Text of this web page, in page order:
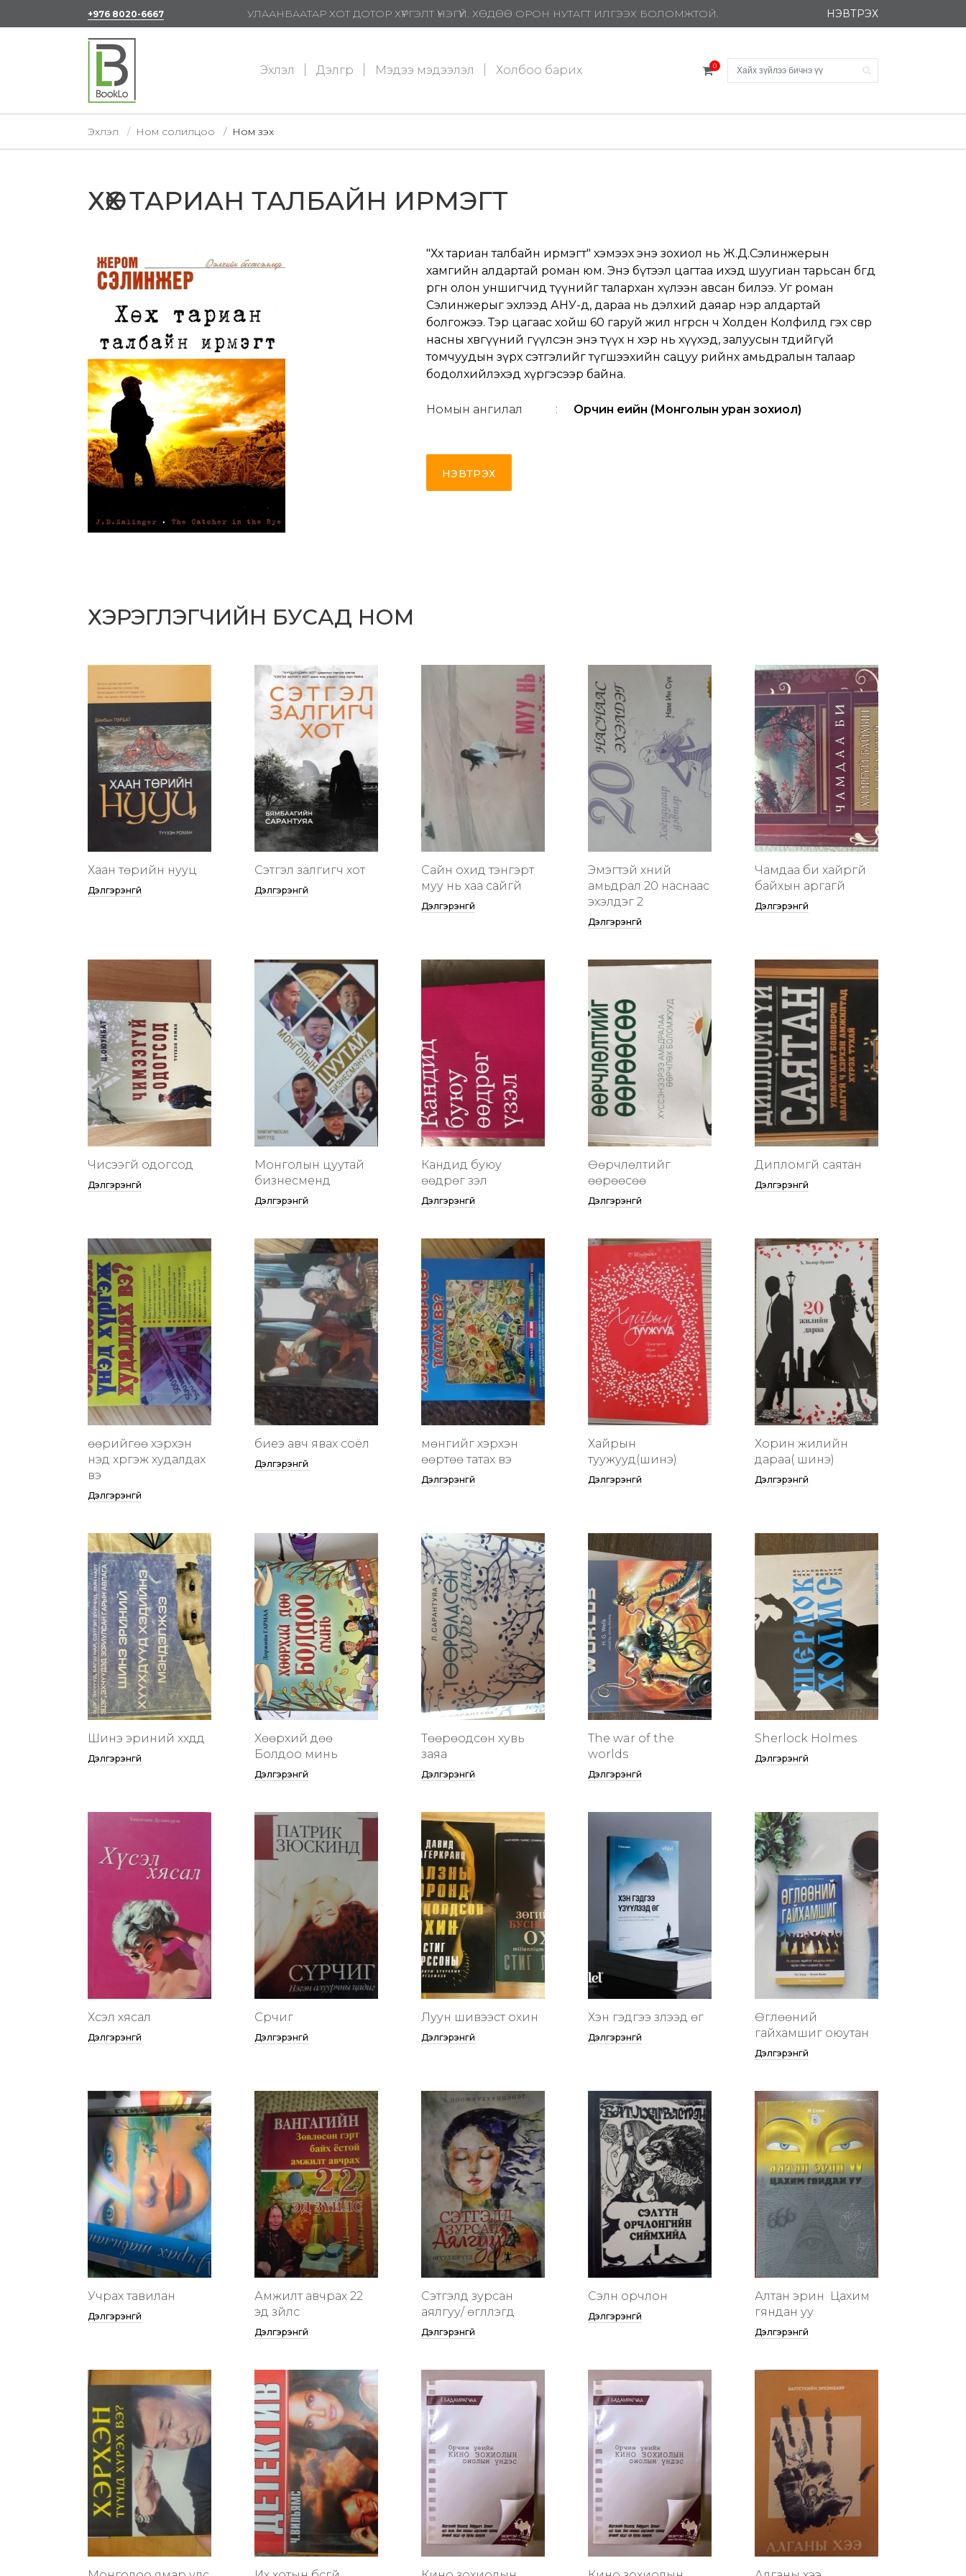
+976 8020-6667 УЛААНБААТАР ХОТ ДОТОР ХҮРГЭЛТ ҮНЭГҮЙ. ХӨДӨӨ ОРОН НУТАГТ ИЛГЭЭХ БОЛОМЖТОЙ. НЭВТРЭХ
Эхлэл Дэлгүүр Мэдээ мэдээлэл Холбоо барих 0
Эхлэл Ном солилцоо Ном үзэх
ХӨХ ТАРИАН ТАЛБАЙН ИРМЭГТ
"Хөх тариан талбайн ирмэгт" хэмээх энэ зохиол нь Ж.Д.Сэлинжерын
хамгийн алдартай роман юм. Энэ бүтээл цагтаа ихэд шуугиан тарьсан бөгөөд
өргөн олон уншигчид түүнийг талархан хүлээн авсан билээ. Уг роман
Сэлинжерыг эхлээд АНУ-д, дараа нь дэлхий даяар нэр алдартай
болгожээ. Тэр цагаас хойш 60 гаруй жил өнгөрсөн ч Холден Колфилд гэх өсвөр
насны хөвгүүний өгүүлсэн энэ түүх өнөө хэр нь хүүхэд, залуусын төдийгүй
томчуудын зүрх сэтгэлийг түгшээхийн сацуу өөрийнхөө амьдралын талаар
бодолхийлэхэд хүргэсээр байна.
Номын ангилал : Орчин үеийн (Монголын уран зохиол)
НЭВТРЭХ
ХЭРЭГЛЭГЧИЙН БУСАД НОМ
Хаан төрийн нууц
Дэлгэрэнгүй
Сэтгэл залгигч хот
Дэлгэрэнгүй
Сайн охид тэнгэрт
муу нь хаа сайгүй
Дэлгэрэнгүй
Эмэгтэй хүний
амьдрал 20 наснаас
эхэлдэг 2
Дэлгэрэнгүй
Чамдаа би хайргүй
байхын аргагүй
Дэлгэрэнгүй
Чисээгүй одогсод
Дэлгэрэнгүй
Монголын цуутай
бизнесменүүд
Дэлгэрэнгүй
Кандид буюу
өөдрөг үзэл
Дэлгэрэнгүй
Өөрчлөлтийг
өөрөөсөө
Дэлгэрэнгүй
Дипломгүй саятан
Дэлгэрэнгүй
өөрийгөө хэрхэн
үнэд хүргэж худалдах
вэ
Дэлгэрэнгүй
биеэ авч явах соёл
Дэлгэрэнгүй
мөнгийг хэрхэн
өөртөө татах вэ
Дэлгэрэнгүй
Хайрын
туужууд(шинэ)
Дэлгэрэнгүй
Хорин жилийн
дараа( шинэ)
Дэлгэрэнгүй
Шинэ эриний хүүхдүүд
Дэлгэрэнгүй
Хөөрхий дөө
Болдоо минь
Дэлгэрэнгүй
Төөрөодсөн хувь
заяа
Дэлгэрэнгүй
The war of the
worlds
Дэлгэрэнгүй
Sherlock Holmes
Дэлгэрэнгүй
Хүсэл хясал
Дэлгэрэнгүй
Сүрчиг
Дэлгэрэнгүй
Луун шивээст охин
Дэлгэрэнгүй
Хэн гэдгээ үзүүлээд өг
Дэлгэрэнгүй
Өглөөний
гайхамшиг оюутан
Дэлгэрэнгүй
Учрах тавилан
Дэлгэрэнгүй
Амжилт авчрах 22
эд зүйлс
Дэлгэрэнгүй
Сэтгэлд зурсан
аялгуу/ өгүүллэгүүд
Дэлгэрэнгүй
Сэлүүн орчлон
Дэлгэрэнгүй
Алтан эрин үү Цахим
гяндан уу
Дэлгэрэнгүй